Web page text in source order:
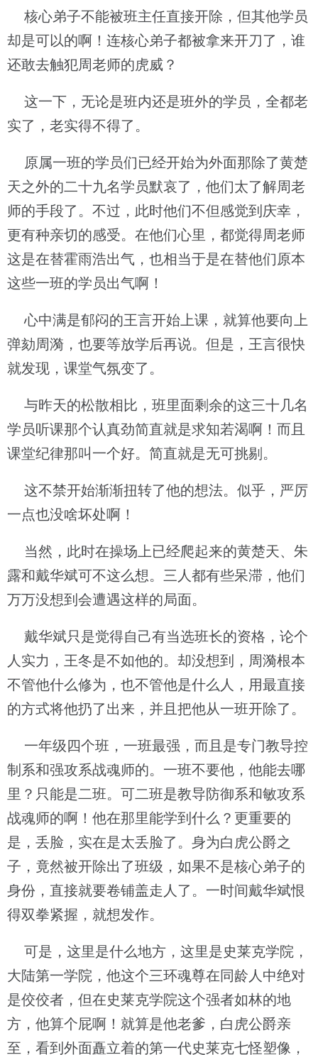
核心弟子不能被班主任直接开除，但其他学员
却是可以的啊！连核心弟子都被拿来开刀了，谁
还敢去触犯周老师的虎威？
这一下，无论是班内还是班外的学员，全都老
实了，老实得不得了。
原属一班的学员们已经开始为外面那除了黄楚
天之外的二十九名学员默哀了，他们太了解周老
师的手段了。不过，此时他们不但感觉到庆幸，
更有种亲切的感受。在他们心里，都觉得周老师
这是在替霍雨浩出气，也相当于是在替他们原本
这些一班的学员出气啊！
心中满是郁闷的王言开始上课，就算他要向上
弹劾周漪，也要等放学后再说。但是，王言很快
就发现，课堂气氛变了。
与昨天的松散相比，班里面剩余的这三十几名
学员听课那个认真劲简直就是求知若渴啊！而且
课堂纪律那叫一个好。简直就是无可挑剔。
这不禁开始渐渐扭转了他的想法。似乎，严厉
一点也没啥坏处啊！
当然，此时在操场上已经爬起来的黄楚天、朱
露和戴华斌可不这么想。三人都有些呆滞，他们
万万没想到会遭遇这样的局面。
戴华斌只是觉得自己有当选班长的资格，论个
人实力，王冬是不如他的。却没想到，周漪根本
不管他什么修为，也不管他是什么人，用最直接
的方式将他扔了出来，并且把他从一班开除了。
一年级四个班，一班最强，而且是专门教导控
制系和强攻系战魂师的。一班不要他，他能去哪
里？只能是二班。可二班是教导防御系和敏攻系
战魂师的啊！他在那里能学到什么？更重要的
是，丢脸，实在是太丢脸了。身为白虎公爵之
子，竟然被开除出了班级，如果不是核心弟子的
身份，直接就要卷铺盖走人了。一时间戴华斌恨
得双拳紧握，就想发作。
可是，这里是什么地方，这里是史莱克学院，
大陆第一学院，他这个三环魂尊在同龄人中绝对
是佼佼者，但在史莱克学院这个强者如林的地
方，他算个屁啊！就算是他老爹，白虎公爵亲
至，看到外面矗立着的第一代史莱克七怪塑像，